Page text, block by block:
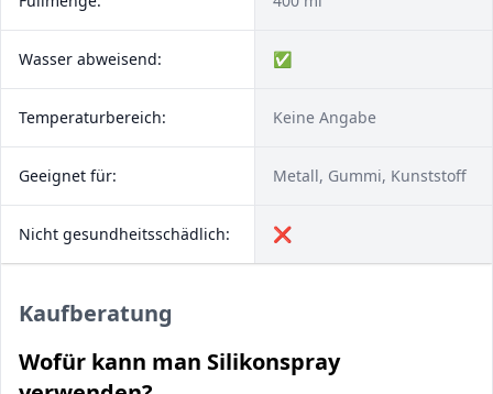
Wasser abweisend: ✅
Temperaturbereich: Keine Angabe
Geeignet für: Metall, Gummi, Kunststoff
Nicht gesundheitsschädlich: ❌
Kaufberatung
Wofür kann man Silikonspray